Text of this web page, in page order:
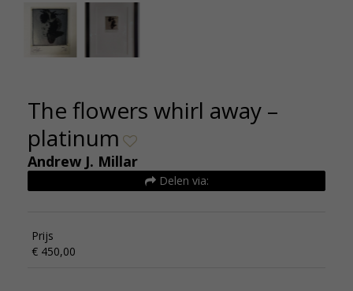
The flowers whirl away –
platinum
Andrew J. Millar
Delen via:
Prijs
€ 450,00